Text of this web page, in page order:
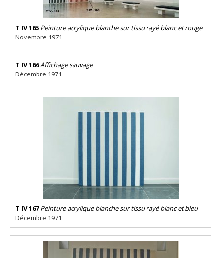
T IV 165 Peinture acrylique blanche sur tissu rayé blanc et rouge
Novembre 1971
T IV 166Affichage sauvage
Décembre 1971
T IV 167 Peinture acrylique blanche sur tissu rayé blanc et bleu
Décembre 1971